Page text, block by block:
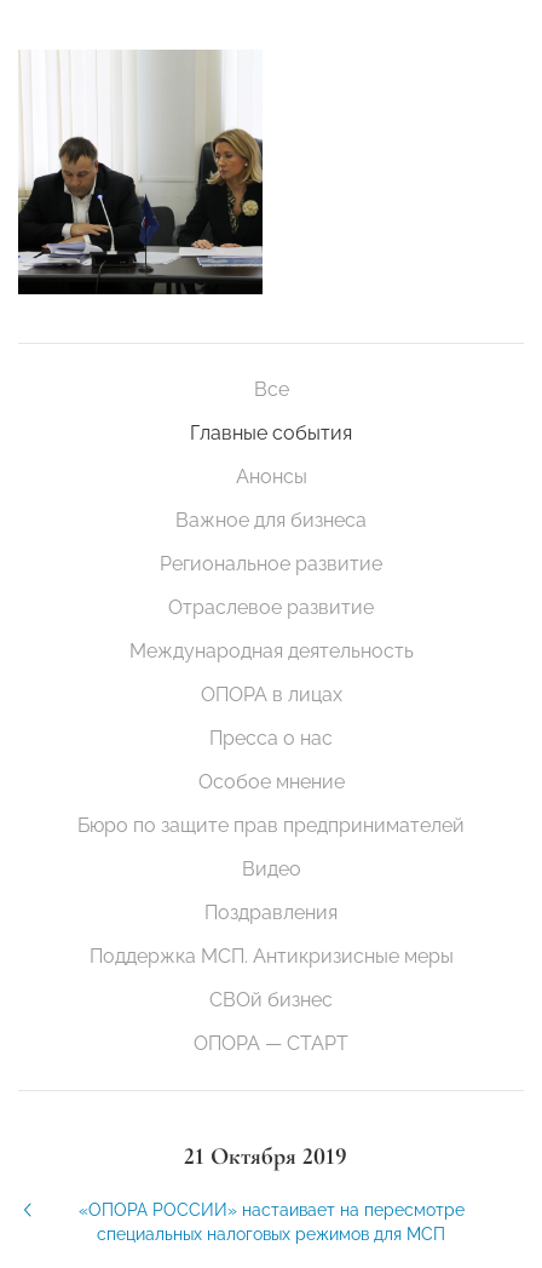
Все
Главные события
Анонсы
Важное для бизнеса
Региональное развитие
Отраслевое развитие
Международная деятельность
ОПОРА в лицах
Пресса о нас
Особое мнение
Бюро по защите прав предпринимателей
Видео
Поздравления
Поддержка МСП. Антикризисные меры
СВОй бизнес
ОПОРА — СТАРТ
21 Октября 2019
«ОПОРА РОССИИ» настаивает на пересмотре
специальных налоговых режимов для МСП